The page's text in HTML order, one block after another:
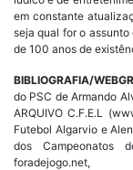
em constante
seja qual for o
de 100 anos de
BIBLIOGRAFIA/
do PSC de Armando
ARQUIVO C.F.E.L
Futebol Algarvio e
dos Campeonatos
foradejogo.net,